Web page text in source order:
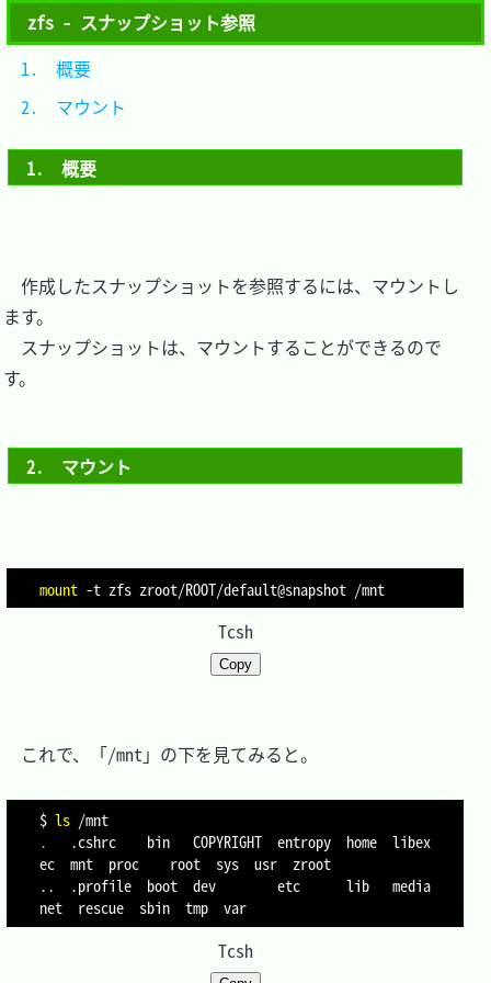
zfs - スナップショット参照
1.　概要
作成したスナップショットを参照するには、マウントし
ます。
スナップショットは、マウントすることができるので
す。
2.　マウント
mount -t
Tcsh
Copy
これで、「/mnt」の下を見てみると。
$ ls
.
   .cshrc    bin   COPYRIGHT  entropy  home  libex
..
  .profile  boot  dev        etc      lib   media
Tcsh